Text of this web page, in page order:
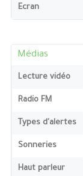
Ecran
Médias
Lecture vidéo
Radio FM
Types d'alertes
Sonneries
Haut parleur